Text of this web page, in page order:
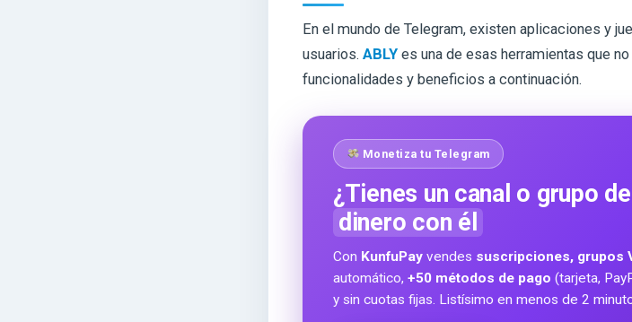
En el mundo de Telegram, existen aplicaciones y
usuarios. ABLY es una de esas herramientas que
funcionalidades y beneficios a continuación.
Monetiza tu Telegram
¿Tienes un canal o grupo
dinero con él
Con KunfuPay vendes suscripciones, grupos
automático, +50 métodos de pago (tarjeta,
y sin cuotas fijas. Listísimo en menos de 2